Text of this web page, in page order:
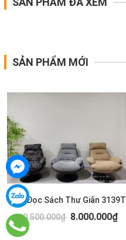
SẢN PHẨM MỚI
Ghế Đọc Sách Thư Giãn 3139T
10.500.000₫ 8.000.000₫